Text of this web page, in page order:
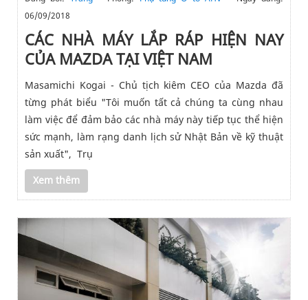
06/09/2018
CÁC NHÀ MÁY LẮP RÁP HIỆN NAY
CỦA MAZDA TẠI VIỆT NAM
Masamichi Kogai - Chủ tịch kiêm CEO của Mazda đã
từng phát biểu "Tôi muốn tất cả chúng ta cùng nhau
làm việc để đảm bảo các nhà máy này tiếp tục thể hiện
sức mạnh, làm rạng danh lịch sử Nhật Bản về kỹ thuật
sản xuất", Trụ
Xem thêm